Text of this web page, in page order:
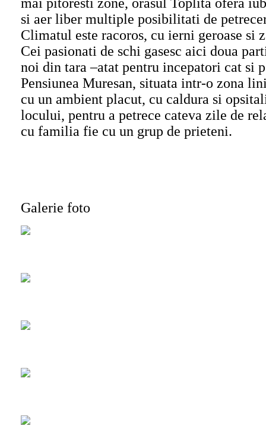
si aer liber multiple posibilitati de
Climatul este racoros, cu ierni geroase si
Cei pasionati de schi gasesc aici doua
noi din tara –atat pentru incepatori cat si
Pensiunea Muresan, situata intr-o zona
cu un ambient placut, cu caldura si
locului, pentru a petrece cateva zile de
cu familia fie cu un grup de prieteni.
Galerie foto